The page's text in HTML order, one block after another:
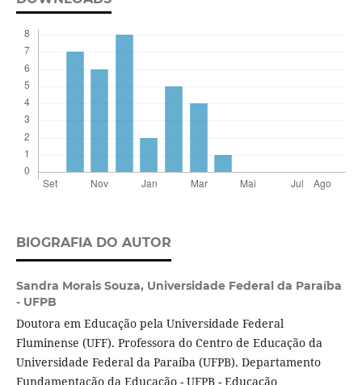
BIOGRAFIA DO AUTOR
Sandra Morais Souza, Universidade Federal da Paraíba
- UFPB
Doutora em Educação pela Universidade Federal
Fluminense (UFF). Professora do Centro de Educação da
Universidade Federal da Paraíba (UFPB). Departamento
Fundamentação da Educação - UFPB - Educação